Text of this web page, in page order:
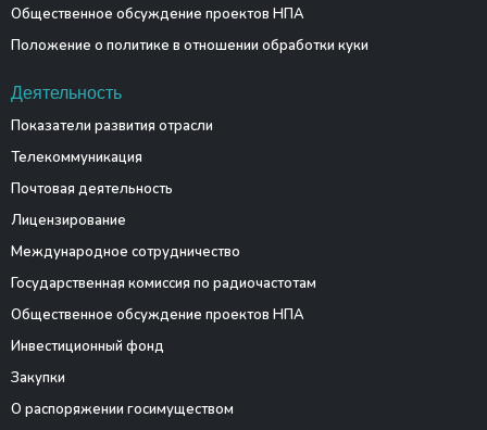
Общественное обсуждение проектов НПА
Положение о политике в отношении обработки куки
Деятельность
Показатели развития отрасли
Телекоммуникация
Почтовая деятельность
Лицензирование
Международное сотрудничество
Государственная комиссия по радиочастотам
Общественное обсуждение проектов НПА
Инвестиционный фонд
Закупки
О распоряжении госимуществом